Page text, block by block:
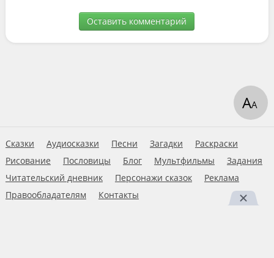
Оставить комментарий
Сказки Аудиосказки Песни Загадки
Раскраски
Рисование
Пословицы Блог Мультфильмы
Задания
Читательский дневник
Персонажи сказок
Реклама
Правообладателям
Контакты
АА